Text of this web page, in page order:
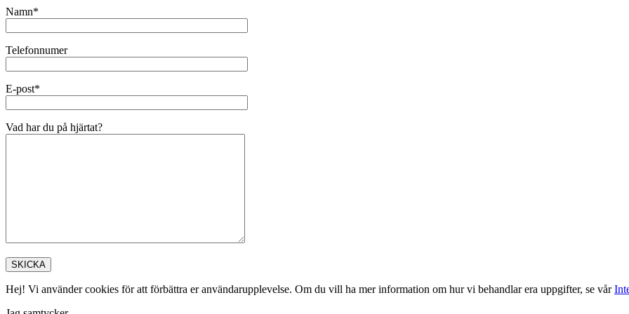
Namn*
Telefonnumer
E-post*
Vad har du på hjärtat?
Hej! Vi använder cookies för att förbättra er användarupplevelse. Om du vill ha mer information om hur vi behandlar era uppgifter, se vår